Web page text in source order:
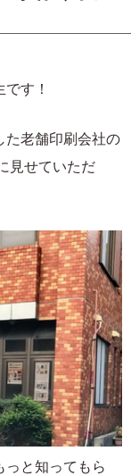
す！
た老舗印刷会社の
見せていただ
っと知ってもら